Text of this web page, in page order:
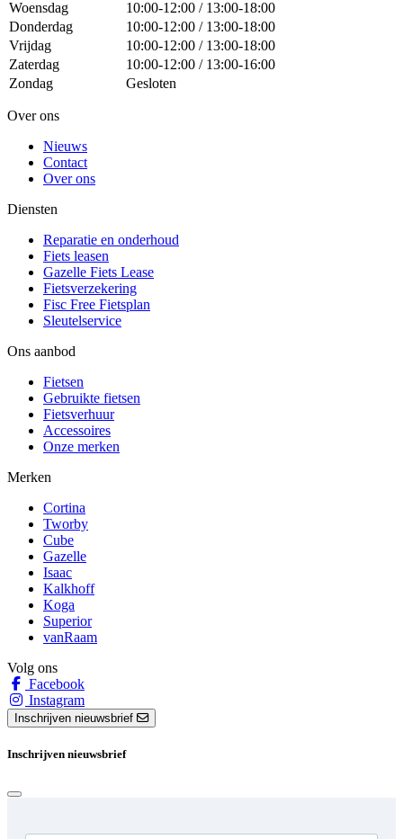
Woensdag
10:00-12:00 / 13:00-18:00
Donderdag
10:00-12:00 / 13:00-18:00
Vrijdag
10:00-12:00 / 13:00-18:00
Zaterdag
10:00-12:00 / 13:00-16:00
Zondag
Gesloten
Over ons
Nieuws
Contact
Over ons
Diensten
Reparatie en onderhoud
Fiets leasen
Gazelle Fiets Lease
Fietsverzekering
Fisc Free Fietsplan
Sleutelservice
Ons aanbod
Fietsen
Gebruikte fietsen
Fietsverhuur
Accessoires
Onze merken
Merken
Cortina
Tworby
Cube
Gazelle
Isaac
Kalkhoff
Koga
Superior
vanRaam
Volg ons
Facebook
Instagram
Inschrijven nieuwsbrief
Inschrijven nieuwsbrief